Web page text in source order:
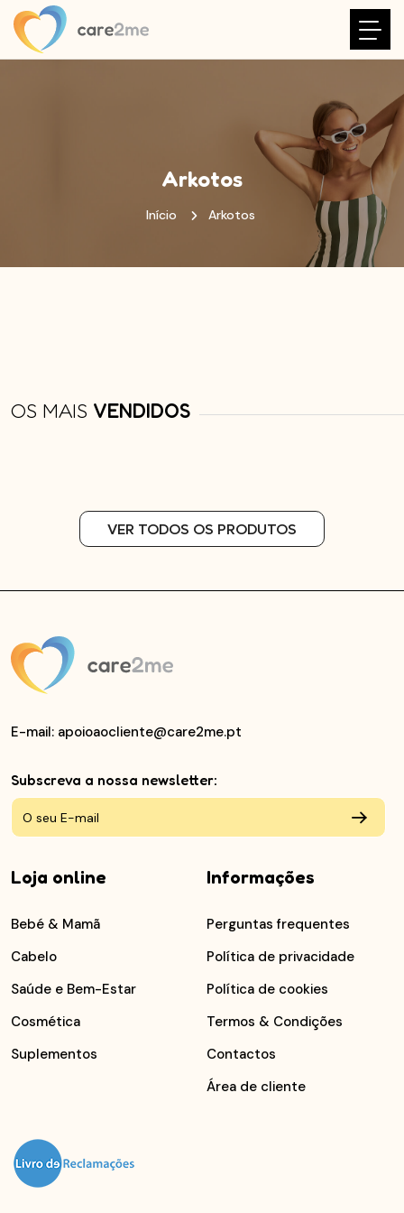
Arkotos
Início Arkotos
OS MAIS VENDIDOS
VER TODOS OS PRODUTOS
E-mail: apoioaocliente@care2me.pt
Subscreva a nossa newsletter:
Loja online
Bebé & Mamã
Cabelo
Saúde e Bem-Estar
Cosmética
Suplementos
Informações
Perguntas frequentes
Política de privacidade
Política de cookies
Termos & Condições
Contactos
Área de cliente